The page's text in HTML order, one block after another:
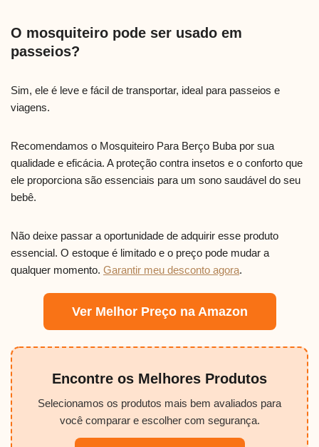
O mosquiteiro pode ser usado em
passeios?
Sim, ele é leve e fácil de transportar, ideal para passeios e
viagens.
Recomendamos o Mosquiteiro Para Berço Buba por sua
qualidade e eficácia. A proteção contra insetos e o conforto que
ele proporciona são essenciais para um sono saudável do seu
bebê.
Não deixe passar a oportunidade de adquirir esse produto
essencial. O estoque é limitado e o preço pode mudar a
qualquer momento. Garantir meu desconto agora.
Ver Melhor Preço na Amazon
Encontre os Melhores Produtos
Selecionamos os produtos mais bem avaliados para
você comparar e escolher com segurança.